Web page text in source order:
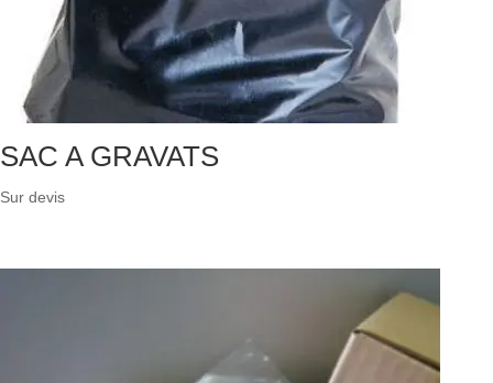
SAC A GRAVATS
Sur devis